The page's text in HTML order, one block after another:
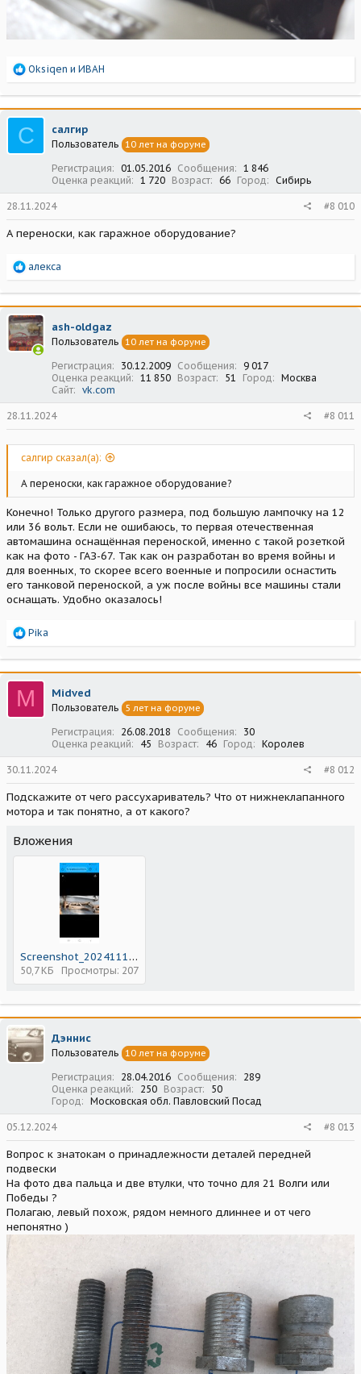
Р
а
к
ц
и
и
Oksiqen и ИВАН
С салгир
Пользователь 10 лет на форуме
Регистрация 01.05.2016 Сообщения
1 846
Оценка реакций
1 720 Возраст 66 Город Сибирь
28.11.2024 #8 010
А переноски, как гаражное оборудование?
Р
а
к
ц
и
и
алекса
ash-oldgaz
Пользователь 10 лет на форуме
Регистрация 30.12.2009 Сообщения
9 017
Оценка реакций
11 850 Возраст 51 Город
Москва
Сайт
vk.com
28.11.2024 #8 011
салгир сказал(а):
А переноски, как гаражное оборудование?
Конечно! Только другого размера, под большую лампочку на 12
или 36 вольт. Если не ошибаюсь, то первая отечественная
автомашина оснащённая переноской, именно с такой розеткой
как на фото - ГАЗ-67. Так как он разработан во время войны и
для военных, то скорее всего военные и попросили оснастить
его танковой переноской, а уж после войны все машины стали
оснащать. Удобно оказалось!
Р
а
к
ц
и
и
Pika
M Midved
Пользователь 5 лет на форуме
Регистрация 26.08.2018 Сообщения
30
Оценка реакций
45 Возраст 46 Город Королев
30.11.2024 #8 012
Подскажите от чего рассухариватель? Что от нижнеклапанного
мотора и так понятно, а от какого?
Вложения
Screenshot_20241112-081702_Chrome.jpg
50,7 КБ Просмотры: 207
Дэннис
Пользователь 10 лет на форуме
Регистрация 28.04.2016 Сообщения
289
Оценка реакций
250 Возраст
50
Город
Московская обл. Павловский Посад
05.12.2024 #8 013
Вопрос к знатокам о принадлежности деталей передней
подвески
На фото два пальца и две втулки, что точно для 21 Волги или
Победы ?
Полагаю, левый похож, рядом немного длиннее и от чего
непонятно )